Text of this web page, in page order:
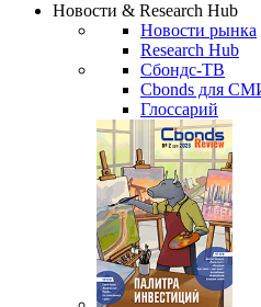
Сбондс Люди
Новости & Research Hub
Новости рынка
Research Hub
Сбондс-ТВ
Cbonds для СМИ
Глоссарий